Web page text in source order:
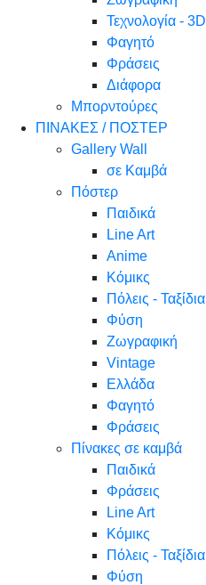
Τεχνολογία - 3D
Φαγητό
Φράσεις
Διάφορα
Μπορντούρες
ΠΙΝΑΚΕΣ / ΠΟΣΤΕΡ
Gallery Wall
σε Καμβά
Πόστερ
Παιδικά
Line Art
Anime
Κόμικς
Πόλεις - Ταξίδια
Φύση
Ζωγραφική
Vintage
Ελλάδα
Φαγητό
Φράσεις
Πίνακες σε καμβά
Παιδικά
Φράσεις
Line Art
Κόμικς
Πόλεις - Ταξίδια
Φύση